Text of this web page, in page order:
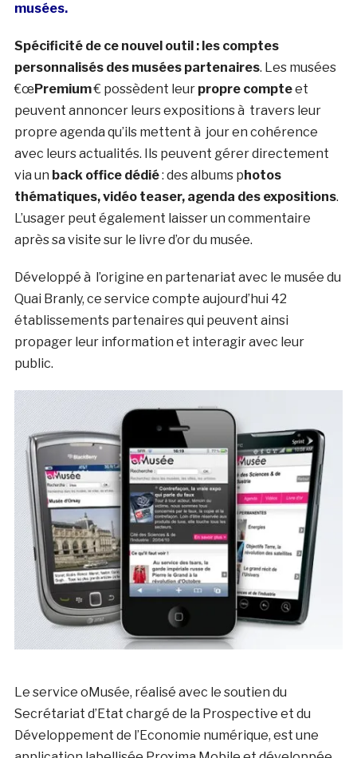
musées.
Spécificité de ce nouvel outil : les comptes
personnalisés des musées partenaires. Les musées
€œ Premium€ possèdent leurpropre compteet
peuvent annoncer leurs expositions à travers leur
propre agenda qu’ils mettent à jour en cohérence
avec leurs actualités. Ils peuvent gérer directement
via un back office dédié: des albums p hotos
thématiques, vidéo teaser, agenda des expositions.
L’usager peut également laisser un commentaire
après sa visite sur le livre d’or du musée.
Développé à l’origine en partenariat avec le musée du
Quai Branly, ce service compte aujourd’hui 42
établissements partenaires qui peuvent ainsi
propager leur information et interagir avec leur
public.
Le service oMusée, réalisé avec le soutien du
Secrétariat d’Etat chargé de la Prospective et du
Développement de l’Economie numérique, est une